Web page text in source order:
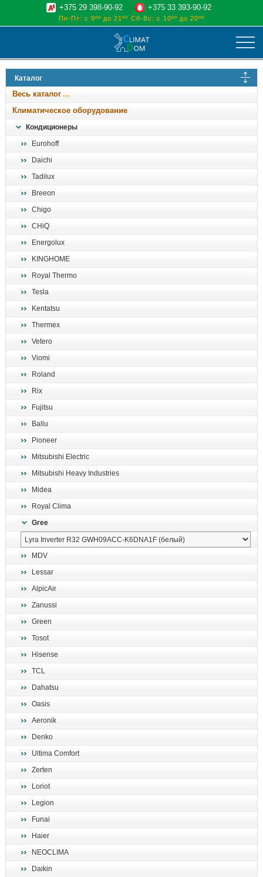
климат
отопительные котлы
водоснабжение
+375 29 398-90-92 +375 33 393-90-92
Пн-Пт: с 9ºº до 21ºº Сб-Вс: с 10ºº до 20ºº
Каталог
Весь каталог
Климатическое оборудование
Кондиционеры
Eurohoff
Daichi
Tadilux
Breeon
Chigo
CHiQ
Energolux
KINGHOME
Royal Thermo
Tesla
Kentatsu
Thermex
Vetero
Viomi
Roland
Rix
Fujitsu
Ballu
Pioneer
Mitsubishi Electric
Mitsubishi Heavy Industries
Midea
Royal Clima
Gree
MDV
Lessar
AlpicAir
Zanussi
Green
Tosot
Hisense
TCL
Dahatsu
Oasis
Aeronik
Denko
Ultima Comfort
Zerten
Loriot
Legion
Funai
Haier
NEOCLIMA
Daikin